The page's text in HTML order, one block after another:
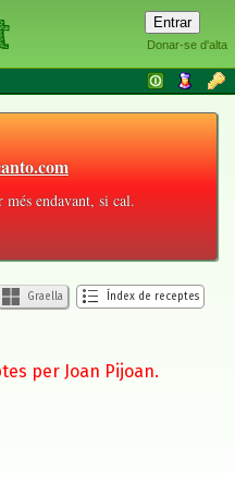
Donar-se d'alta
més endavant, si cal.
Graella Índex de receptes
per Joan Pijoan.